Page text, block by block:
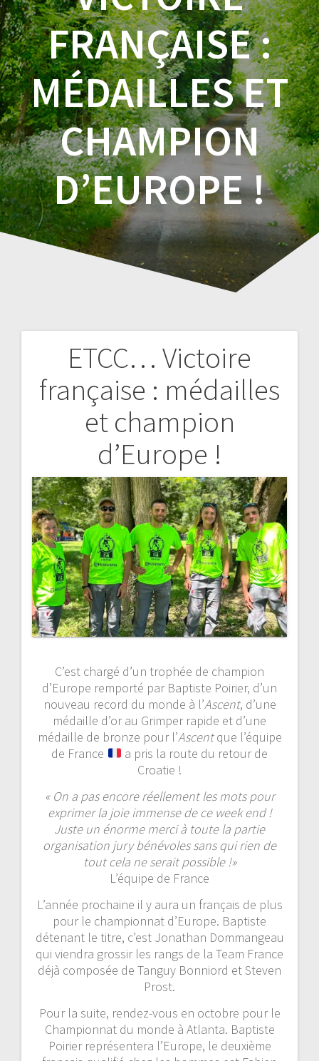
FRANÇAISE :
MÉDAILLES ET
CHAMPION
D’EUROPE !
ETCC… Victoire
française : médailles
et champion
d’Europe !
C’est chargé d’un trophée de champion
d’Europe remporté par Baptiste Poirier, d’un
nouveau record du monde à l’Ascent, d’une
médaille d’or au Grimper rapide et d’une
médaille de bronze pour l’Ascentque l’équipe
de France
a pris la route du retour de
Croatie !
« On a pas encore réellement les mots pour
exprimer la joie immense de ce week end !
Juste un énorme merci à toute la partie
organisation jury bénévoles sans qui rien de
tout cela ne serait possible !»
L’équipe de France
L’année prochaine il y aura un français de plus
pour le championnat d’Europe. Baptiste
détenant le titre, c’est Jonathan Dommangeau
qui viendra grossir les rangs de la Team France
déjà composée de Tanguy Bonniord et Steven
Prost.
Pour la suite, rendez-vous en octobre pour le
Championnat du monde à Atlanta. Baptiste
Poirier représentera l’Europe, le deuxième
Navigation
de
l’article